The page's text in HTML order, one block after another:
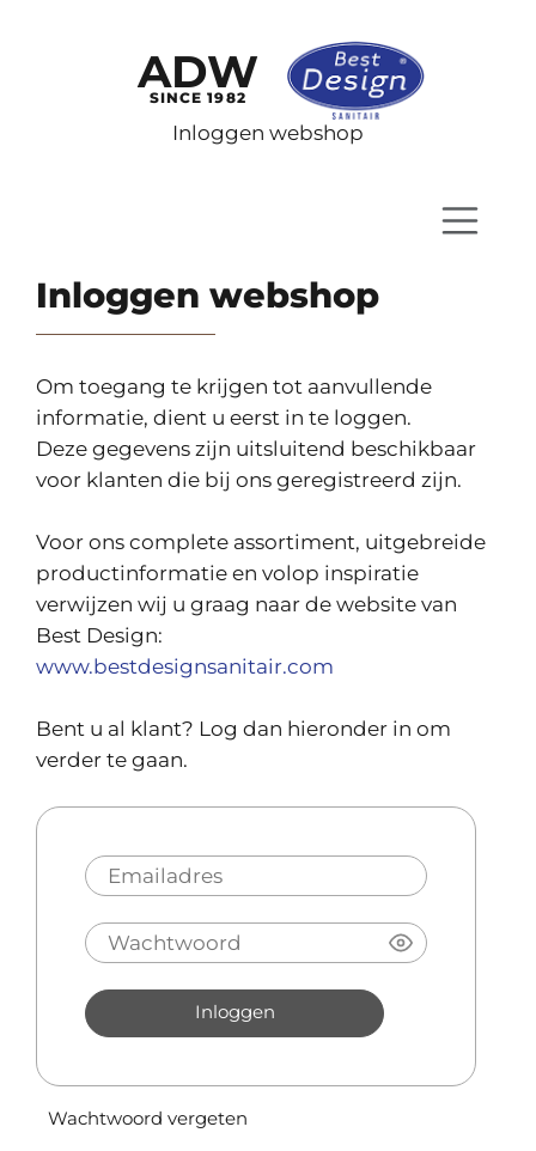
ADW
SINCE 1982
Inloggen webshop
Inloggen webshop
Om toegang te krijgen tot aanvullende
informatie, dient u eerst in te loggen.
Deze gegevens zijn uitsluitend beschikbaar
voor klanten die bij ons geregistreerd zijn.
Voor ons complete assortiment, uitgebreide
productinformatie en volop inspiratie
verwijzen wij u graag naar de website van
Best Design:
www.bestdesignsanitair.com
Bent u al klant? Log dan hieronder in om
verder te gaan.
Inloggen
Wachtwoord vergeten